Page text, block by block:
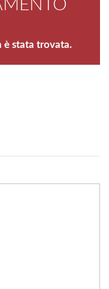
è stata trovata.